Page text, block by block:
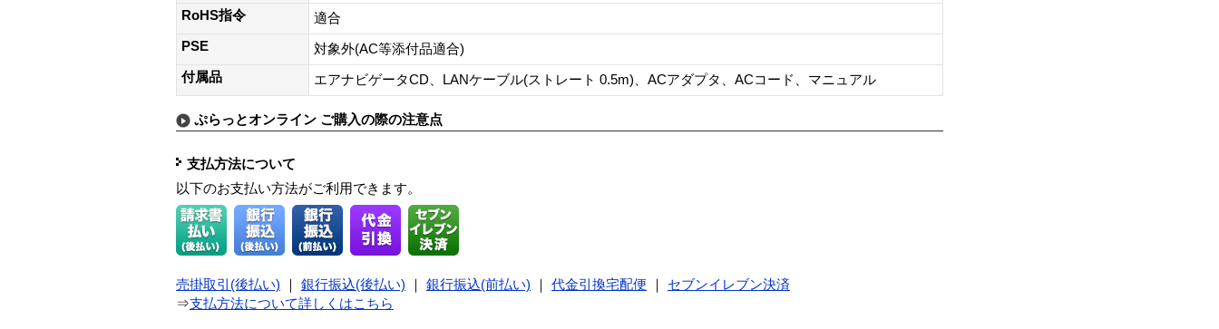
RoHS指令
適合
PSE
対象外(AC等添付品適合)
付属品
エアナビゲータCD、LANケーブル(ストレート 0.5m)、ACアダプタ、ACコード、マニュアル
ぷらっとオンライン ご購入の際の注意点
支払方法について
以下のお支払い方法がご利用できます。
売掛取引(後払い) ｜ 銀行振込(後払い) ｜ 銀行振込(前払い) ｜ 代金引換宅配便 ｜ セブンイレブン決済
⇒支払方法について詳しくはこちら